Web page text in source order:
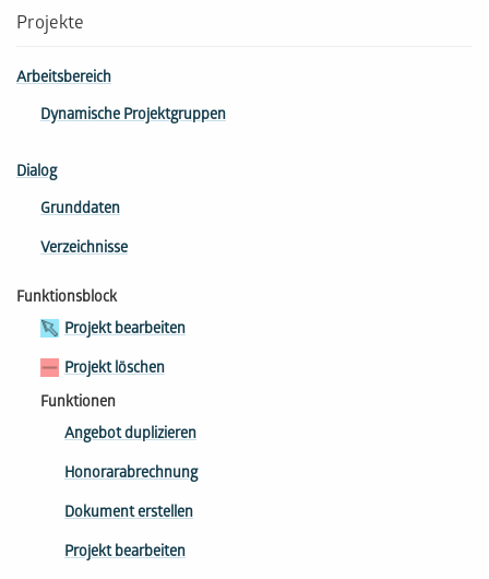
Projekte
Arbeitsbereich
Dynamische Projektgruppen
Dialog
Grunddaten
Verzeichnisse
Funktionsblock
Projekt bearbeiten
Projekt löschen
Funktionen
Angebot duplizieren
Honorarabrechnung
Dokument erstellen
Projekt bearbeiten